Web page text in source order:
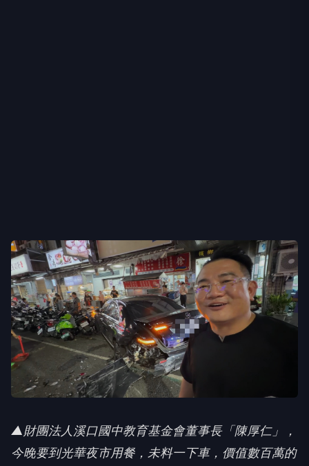
▲財團法人溪口國中教育基金會董事長「陳厚仁」，
今晚要到光華夜市用餐，未料一下車，價值數百萬的